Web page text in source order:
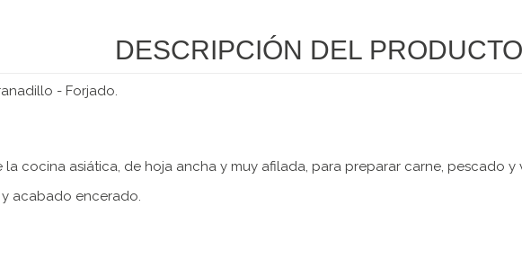
DESCRIPCIÓN DEL PRODUCTO
- Forjado.
cocina asiática, de hoja ancha y muy afilada, para preparar carne, pescado y
acabado encerado.